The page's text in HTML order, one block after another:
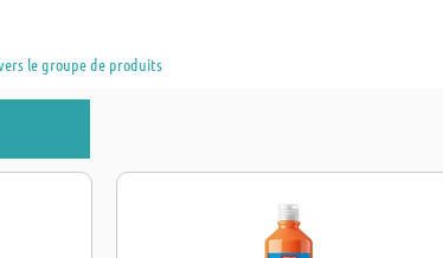
le groupe de produits